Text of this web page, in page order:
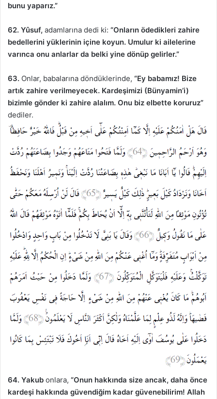
bunu yaparız.”
62. Yûsuf, adamlarına dedi ki: “Onların ödedikleri zahire
bedellerini yüklerinin içine koyun. Umulur ki ailelerine
varınca onu anlarlar da belki yine dönüp gelirler.”
63. Onlar, babalarına döndüklerinde, “Ey babamız! Bize
artık zahire verilmeyecek. Kardeşimizi (Bünyamin’i)
bizimle gönder ki zahire alalım. Onu biz elbette koruruz”
dediler.
64. Yakub onlara, “Onun hakkında size ancak, daha önce
kardeşi hakkında güvendiğim kadar güvenebilirim! Allah